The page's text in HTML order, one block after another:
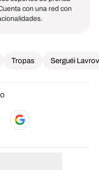
con una red con
Tropas Serguéi Lavrov